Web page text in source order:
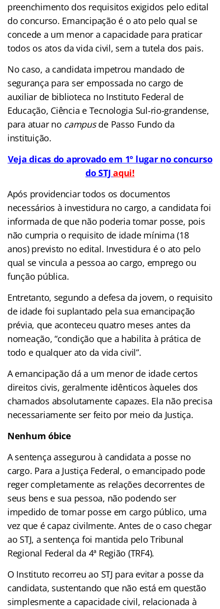
preenchimento dos requisitos exigidos pelo edital
do concurso. Emancipação é o ato pelo qual se
concede a um menor a capacidade para praticar
todos os atos da vida civil, sem a tutela dos pais.
No caso, a candidata impetrou mandado de
segurança para ser empossada no cargo de
auxiliar de biblioteca no Instituto Federal de
Educação, Ciência e Tecnologia Sul-rio-grandense,
para atuar no campusde Passo Fundo da
instituição.
Veja dicas do aprovado em 1º lugar no concurso
do STJaqui!
Após providenciar todos os documentos
necessários à investidura no cargo, a candidata foi
informada de que não poderia tomar posse, pois
não cumpria o requisito de idade mínima (18
anos) previsto no edital. Investidura é o ato pelo
qual se vincula a pessoa ao cargo, emprego ou
função pública.
Entretanto, segundo a defesa da jovem, o requisito
de idade foi suplantado pela sua emancipação
prévia, que aconteceu quatro meses antes da
nomeação, “condição que a habilita à prática de
todo e qualquer ato da vida civil”.
A emancipação dá a um menor de idade certos
direitos civis, geralmente idênticos àqueles dos
chamados absolutamente capazes. Ela não precisa
necessariamente ser feito por meio da Justiça.
Nenhum óbice
A sentença assegurou à candidata a posse no
cargo. Para a Justiça Federal, o emancipado pode
reger completamente as relações decorrentes de
seus bens e sua pessoa, não podendo ser
impedido de tomar posse em cargo público, uma
vez que é capaz civilmente. Antes de o caso chegar
ao STJ, a sentença foi mantida pelo Tribunal
Regional Federal da 4ª Região (TRF4).
O Instituto recorreu ao STJ para evitar a posse da
candidata, sustentando que não está em questão
simplesmente a capacidade civil, relacionada à